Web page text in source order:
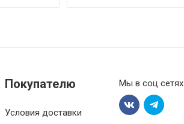
Покупателю
Условия доставки
Мы в соц сетях